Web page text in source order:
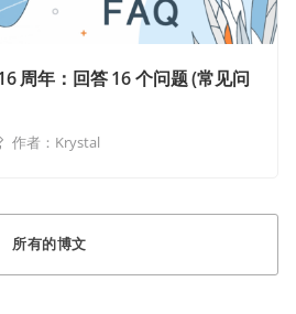
周年：回答 16 个问题 (常见问
作者：Krystal
所有的博文